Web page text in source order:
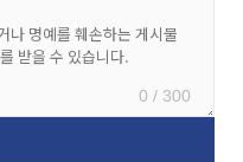
0 / 300